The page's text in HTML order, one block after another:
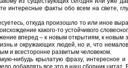
интересные факты обо всем на свете,
откуда произошло то или иное
какого-то устойчивого
вперед – к новым открытиям, к новым
и окружающих людей, но и, что
и всесторонне развитым человеком.
нибудь крылатую фразу, интересное
добавлять все это в наш сборник